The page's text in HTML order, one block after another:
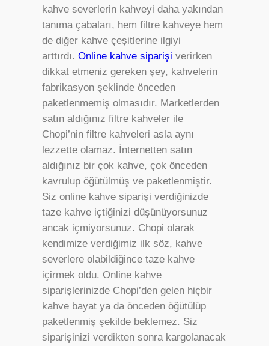
kahve severlerin kahveyi daha yakından
tanıma çabaları, hem filtre kahveye hem
de diğer kahve çeşitlerine ilgiyi
arttırdı. Online kahve siparişi verirken
dikkat etmeniz gereken şey, kahvelerin
fabrikasyon şeklinde önceden
paketlenmemiş olmasıdır. Marketlerden
satın aldığınız filtre kahveler ile
Chopi’nin filtre kahveleri asla aynı
lezzette olamaz. İnternetten satın
aldığınız bir çok kahve, çok önceden
kavrulup öğütülmüş ve paketlenmiştir.
Siz online kahve siparişi verdiğinizde
taze kahve içtiğinizi düşünüyorsunuz
ancak içmiyorsunuz. Chopi olarak
kendimize verdiğimiz ilk söz, kahve
severlere olabildiğince taze kahve
içirmek oldu. Online kahve
siparişlerinizde Chopi’den gelen hiçbir
kahve bayat ya da önceden öğütülüp
paketlenmiş şekilde beklemez. Siz
siparişinizi verdikten sonra kargolanacak